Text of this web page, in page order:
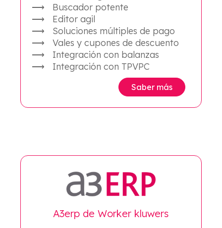
Buscador potente
Editor agil
Soluciones múltiples de pago
Vales y cupones de descuento
Integración con balanzas
Integración con TPVPC
Saber más
A3erp de Worker kluwers